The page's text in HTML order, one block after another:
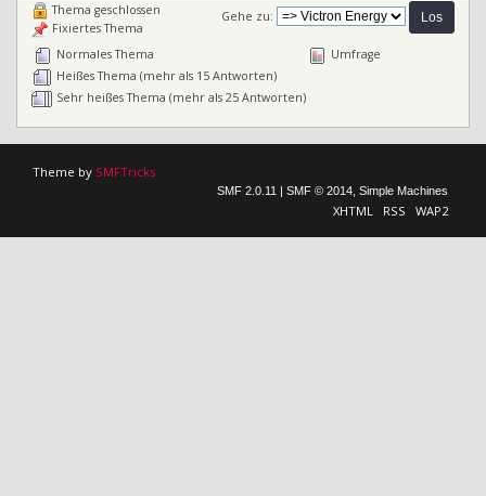
Gehe zu:
Normales Thema
Heißes Thema (mehr als 15 Antworten)
Sehr heißes Thema (mehr als 25 Antworten)
Thema geschlossen
Fixiertes Thema
Umfrage
Theme by SMFTricks
SMF 2.0.11 SMF © 2014 Simple Machines
XHTML RSS WAP2